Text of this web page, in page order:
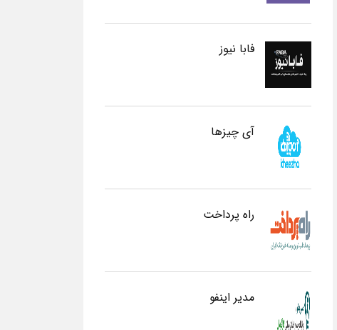
فابا نیوز
آی چیزها
راه پرداخت
مدیر اینفو